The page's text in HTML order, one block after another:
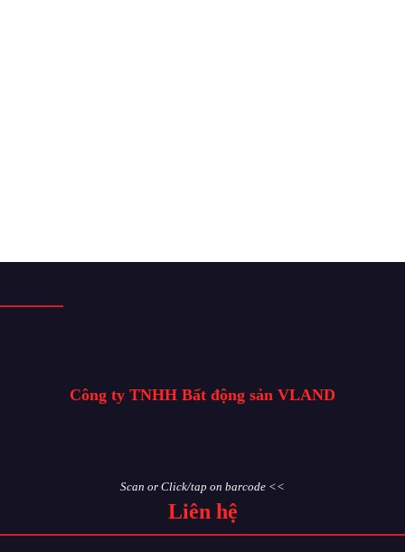
Công ty TNHH Bất động sản VLAND
Scan or Click/tap on barcode <<
Liên hệ